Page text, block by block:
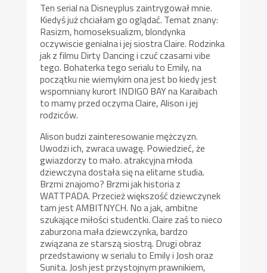
Ten serial na Disneyplus zaintrygował mnie.
Kiedyś już chciałam go oglądać. Temat znany:
Rasizm, homoseksualizm, blondynka
oczywiscie genialna i jej siostra Claire. Rodzinka
jak z filmu Dirty Dancing i czuć czasami vibe
tego. Bohaterka tego serialu to Emily, na
początku nie wiemykim ona jest bo kiedy jest
wspomniany kurort INDIGO BAY na Karaibach
to mamy przed oczyma Claire, Alison i jej
rodziców.
Alison budzi zainteresowanie mężczyzn.
Uwodzi ich, zwraca uwagę. Powiedzieć, że
gwiazdorzy to mało. atrakcyjna młoda
dziewczyna dostała się na elitarne studia.
Brzmi znajomo? Brzmi jak historia z
WATTPADA. Przecież większość dziewczynek
tam jest AMBITNYCH. No a jak, ambitne
szukające miłości studentki. Claire zaś to nieco
zaburzona mała dziewczynka, bardzo
związana ze starszą siostrą. Drugi obraz
przedstawiony w serialu to Emily i Josh oraz
Sunita. Josh jest przystojnym prawnikiem,